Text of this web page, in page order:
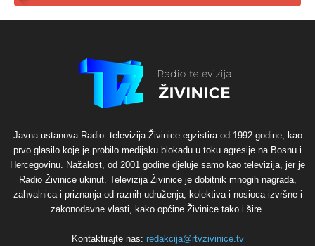
Javna ustanova Radio- televizija Živinice egzistira od 1992 godine, kao
prvo glasilo koje je probilo medijsku blokadu u toku agresije na Bosnu i
Hercegovinu. Nažalost, od 2001 godine djeluje samo kao televizija, jer je
Radio Živinice ukinut. Televizija Živinice je dobitnik mnogih nagrada,
zahvalnica i priznanja od raznih udruženja, kolektiva i nosioca izvršne i
zakonodavne vlasti, kako općine Živinice tako i šire.
Kontaktirajte nas: redakcija@rtvzivinice.tv